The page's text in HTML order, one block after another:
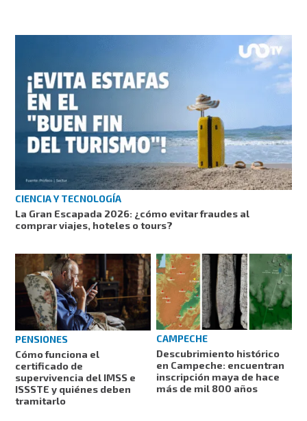
CIENCIA Y TECNOLOGÍA
La Gran Escapada 2026: ¿cómo evitar fraudes al
comprar viajes, hoteles o tours?
PENSIONES
Cómo funciona el
certificado de
supervivencia del IMSS e
ISSSTE y quiénes deben
tramitarlo
CAMPECHE
Descubrimiento histórico
en Campeche: encuentran
inscripción maya de hace
más de mil 800 años